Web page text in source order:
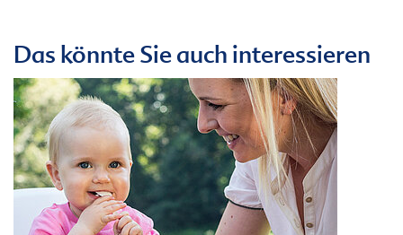
Das könnte Sie auch interessieren